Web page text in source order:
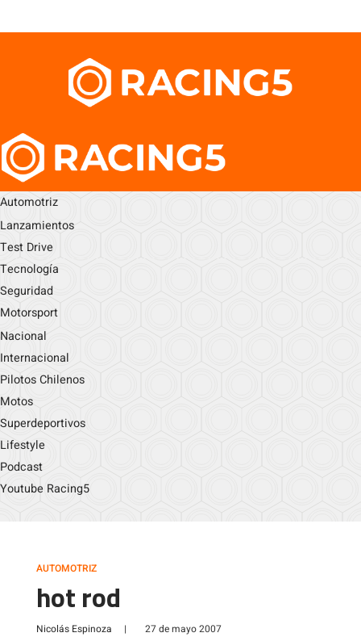
Automotriz
Lanzamientos
Test Drive
Tecnología
Seguridad
Motorsport
Nacional
Internacional
Pilotos Chilenos
Motos
Superdeportivos
Lifestyle
Podcast
Youtube Racing5
AUTOMOTRIZ
hot rod
Nicolás Espinoza | 27 de mayo 2007